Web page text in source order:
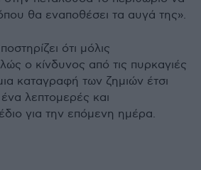
θα εναποθέσει τα αυγά της».
ότι μόλις
ο κίνδυνος από τις πυρκαγιές
καταγραφή των ζημιών έτσι
λεπτομερές και
για την επόμενη ημέρα.